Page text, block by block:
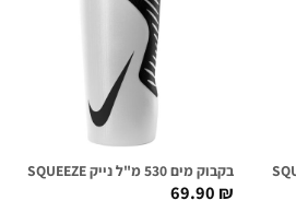
בקבוק מים 530 מ"ל נייק NIKE HYPERFUEL SQUEEZE שקוף/שחור
69.90₪